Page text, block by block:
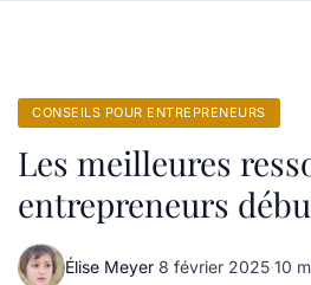
CONSEILS POUR ENTREPRENEURS
Les meilleures
entrepreneurs
Élise Meyer·8 février 2025·10